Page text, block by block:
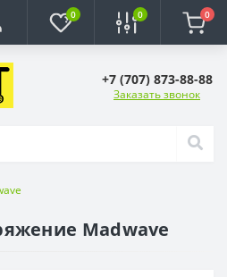
0 0 0
+7 (707) 873-88-88
Заказать звонок
Madwave